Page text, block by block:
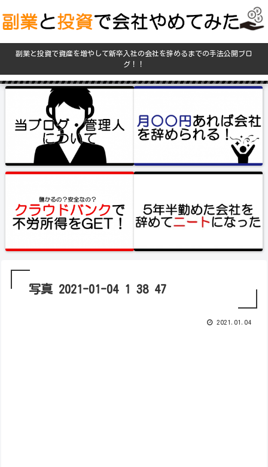
副業と投資で資産を増やして新卒入社の会社を辞めるまでの手法公開ブロ
グ！！
写真 2021-01-04 1 38 47
2021.01.04